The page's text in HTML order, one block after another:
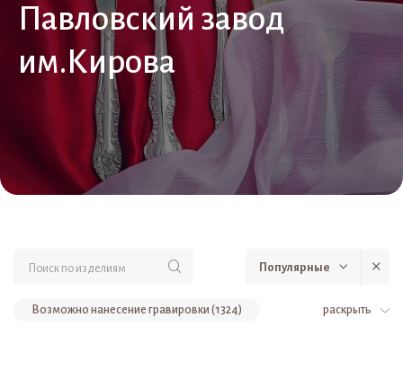
Павловский завод
им.Кирова
Популярные
раскрыть
Возможно нанесение гравировки (1324)